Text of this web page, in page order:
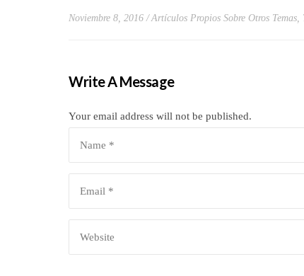
Noviembre 8, 2016 Artículos Propios Sobre Otros Temas,
Write A Message
Your email address will not be published.